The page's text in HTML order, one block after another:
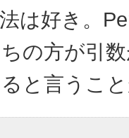
は好き。
の方が引
と言うこ